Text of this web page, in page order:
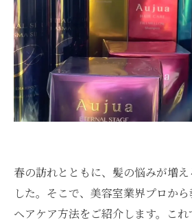
春の訪れとともに、髪の悩みが増
した。そこで、美容室業界プロか
ヘアケア方法をご紹介します。こ